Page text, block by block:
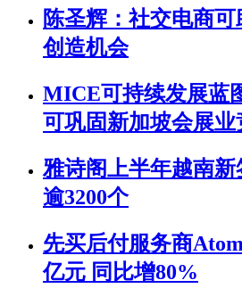
陈圣辉：社交电商
创造机会
MICE可持续发展蓝
可巩固新加坡会展业
雅诗阁上半年越南
逾3200个
先买后付服务商
亿元 同比增80%